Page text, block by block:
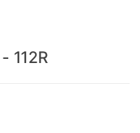
112R